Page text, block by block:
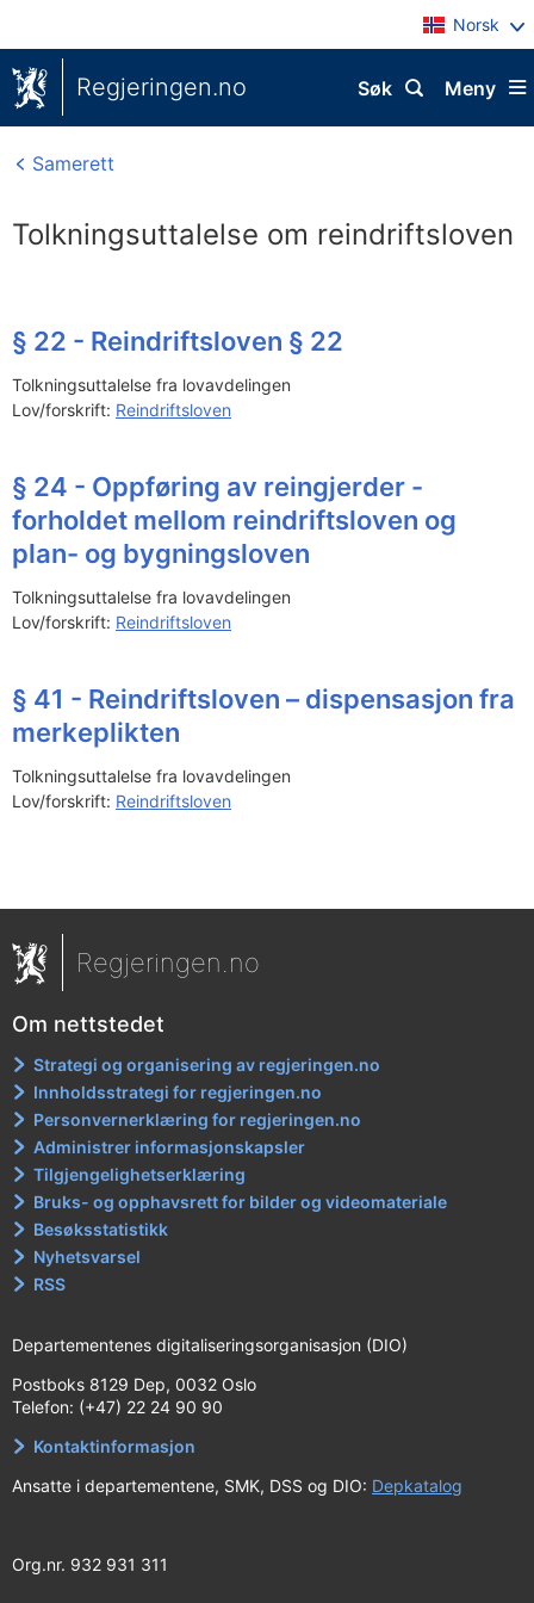
Norsk
Regjeringen.no Meny
Søk
Samerett
Tolkningsuttalelse om reindriftsloven
§ 22 - Reindriftsloven § 22
Tolkningsuttalelse fra lovavdelingen
Lov/forskrift: Reindriftsloven
§ 24 - Oppføring av reingjerder -
forholdet mellom reindriftsloven og
plan- og bygningsloven
Tolkningsuttalelse fra lovavdelingen
Lov/forskrift: Reindriftsloven
§ 41 - Reindriftsloven – dispensasjon fra
merkeplikten
Tolkningsuttalelse fra lovavdelingen
Lov/forskrift: Reindriftsloven
Regjeringen.no
Om nettstedet
Strategi og organisering av regjeringen.no
Innholdsstrategi for regjeringen.no
Personvernerklæring for regjeringen.no
Administrer informasjonskapsler
Tilgjengelighetserklæring
Bruks- og opphavsrett for bilder og videomateriale
Besøksstatistikk
Nyhetsvarsel
RSS
Departementenes digitaliseringsorganisasjon (DIO)
Postboks 8129 Dep, 0032 Oslo
Telefon: (+47) 22 24 90 90
Kontaktinformasjon
Ansatte i departementene, SMK, DSS og DIO: Depkatalog
Org.nr. 932 931 311